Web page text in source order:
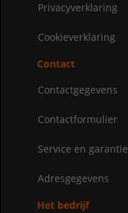
Privacyverklaring
Cookieverklaring
Contact
Contactgegevens
Contactformulier
Service en garantie
Adresgegevens
Het bedrijf